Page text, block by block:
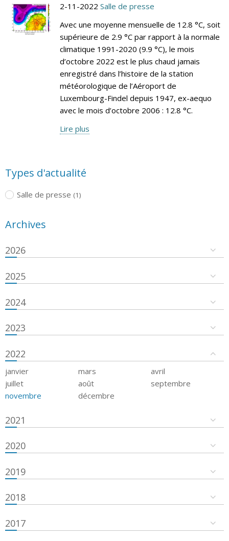
2-11-2022 Salle de presse
Avec une moyenne mensuelle de 12.8 °C, soit
supérieure de 2.9 °C par rapport à la normale
climatique 1991-2020 (9.9 °C), le mois
d’octobre 2022 est le plus chaud jamais
enregistré dans l’histoire de la station
météorologique de l’Aéroport de
Luxembourg-Findel depuis 1947, ex-aequo
avec le mois d’octobre 2006 : 12.8 °C.
Lire plus
Types d'actualité
Salle de presse (1)
Archives
2026
2025
2024
2023
2022
janvier mars
avril
juillet
août
septembre
novembre
décembre
2021
2020
2019
2018
2017